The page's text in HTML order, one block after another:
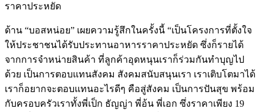
ราคาประหยัด
ด้าน “บอสหน่อย” เผยความรู้สึกในครั้งนี้ “เป็นโครงการที่ตั้งใจ
ให้ประชาชนได้รับประทานอาหารราคาประหยัด ซึ่งก็รายได้
จากการจำหน่ายสินค้า ที่ลูกค้าอุดหนุนเราก็ร่วมกันทำบุญไป
ด้วย เป็นการตอบแทนสังคม สังคมสนับสนุนเรา เราเติบโตมาได้
เราก็อยากจะตอบแทนอะไรดีๆ คือสู่สังคม เป็นการปันสุข พร้อม
กับครอบครัวเราทั้งพี่เป็ก ธัญญ่า พี่อ้น พี่เอก ซึ่งราคาเพียง 19